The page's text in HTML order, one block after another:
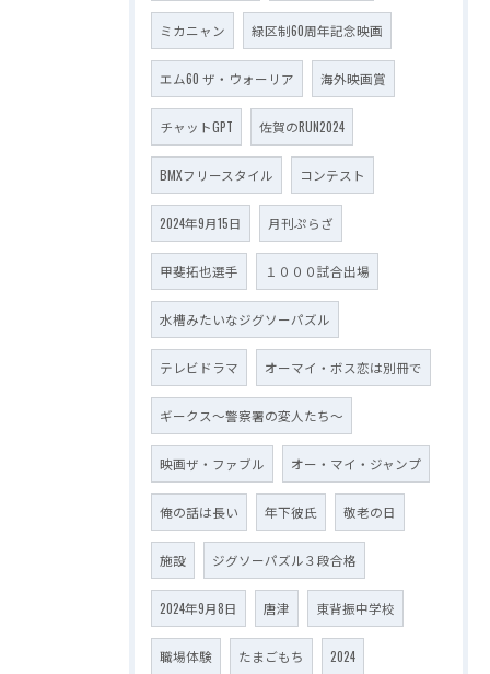
ミカニャン 緑区制60周年記念映画
エム60 ザ・ウォーリア 海外映画賞
チャットGPT 佐賀のRUN2024
BMXフリースタイル コンテスト
2024年9月15日 月刊ぷらざ
甲斐拓也選手 １０００試合出場
水槽みたいなジグソーパズル
テレビドラマ オーマイ・ボス恋は別冊で
ギークス～警察署の変人たち～
映画ザ・ファブル オー・マイ・ジャンプ
俺の話は長い 年下彼氏 敬老の日
施設 ジグソーパズル３段合格
2024年9月8日 唐津 東背振中学校
職場体験 たまごもち 2024